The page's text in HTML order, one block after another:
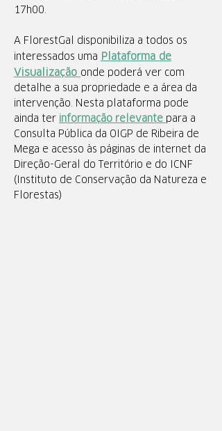
17h00.
A FlorestGal disponibiliza a todos os
interessados uma Plataforma de
Visualização onde poderá ver com
detalhe a sua propriedade e a área da
intervenção. Nesta plataforma pode
ainda ter
informação relevante para a
Consulta Pública da OIGP de Ribeira de
Mega e acesso às páginas de internet da
Direção-Geral do Território e do ICNF
(Instituto de Conservação da Natureza e
Florestas)